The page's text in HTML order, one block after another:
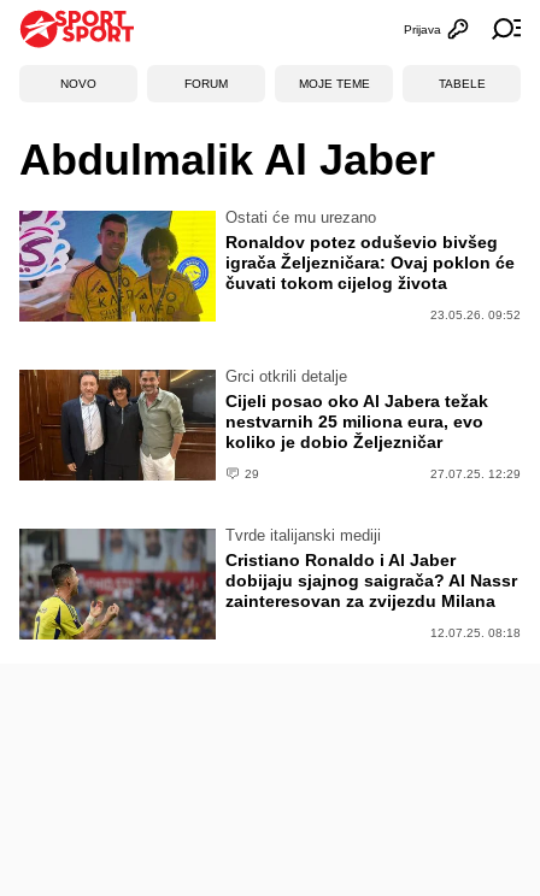
Otvori
Prijava
NOVO FORUM MOJE TEME TABELE
Abdulmalik Al Jaber
Ostati će mu urezano
Ronaldov potez oduševio bivšeg
igrača Željezničara: Ovaj poklon će
čuvati tokom cijelog života
23.05.26. 09:52
Grci otkrili detalje
Cijeli posao oko Al Jabera težak
nestvarnih 25 miliona eura, evo
koliko je dobio Željezničar
29 27.07.25. 12:29
Tvrde italijanski mediji
Cristiano Ronaldo i Al Jaber
dobijaju sjajnog saigrača? Al Nassr
zainteresovan za zvijezdu Milana
12.07.25. 08:18